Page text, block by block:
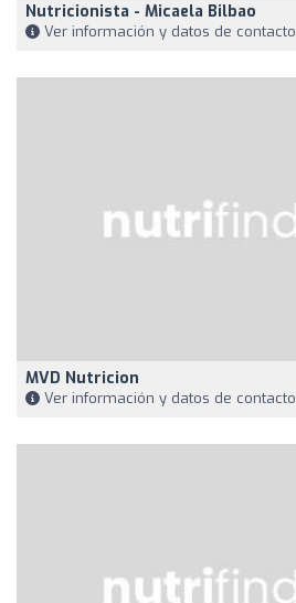
Nutricionista - Micaela Bilbao
Ver información y datos de contacto
MVD Nutricion
Ver información y datos de contacto